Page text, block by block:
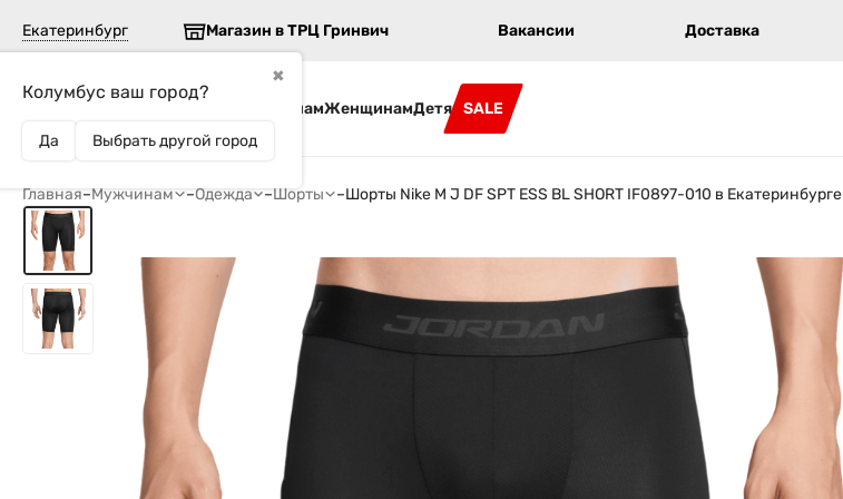
Екатеринбург
✖
Колумбус ваш город?
Да Выбрать другой город
Магазин в ТРЦ Гринвич Вакансии Доставка
МужчинамЖенщинамДетям SALE
Главная–Мужчинам –Одежда –Шорты –Шорты Nike M J DF SPT ESS BL SHORT IF0897-010 в Екатеринбурге